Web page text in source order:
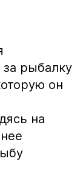
рыбалку
он
на